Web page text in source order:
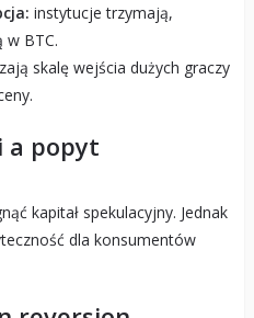
instytucje trzymają,
w BTC.
skalę wejścia dużych graczy
a popyt
kapitał spekulacyjny. Jednak
dla konsumentów